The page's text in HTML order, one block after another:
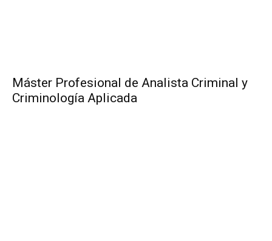
Máster Profesional de Analista Criminal y
Criminología Aplicada